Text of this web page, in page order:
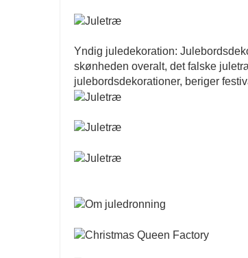
Yndig juledekoration:
skønheden overalt, det falske
julebordsdekorationer, beriger